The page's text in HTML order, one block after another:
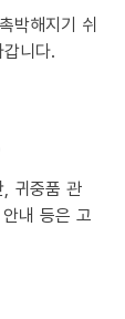
박해지기 쉬
니다.
귀중품 관
내 등은 고